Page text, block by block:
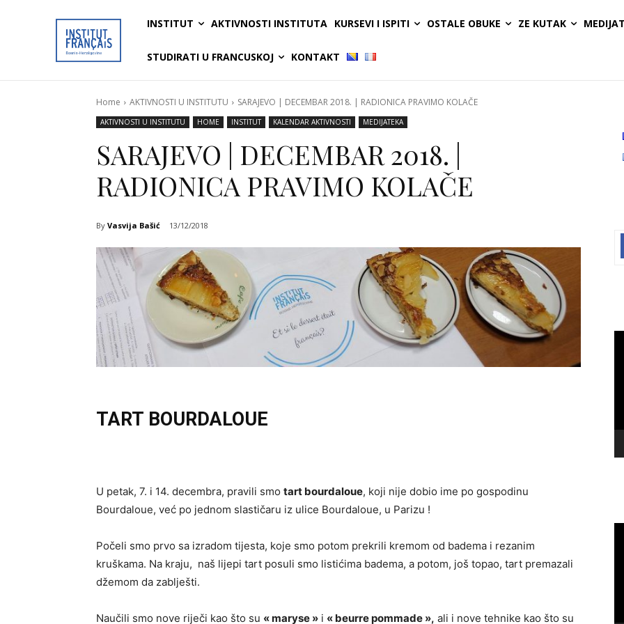
INSTITUT AKTIVNOSTI INSTITUTA KURSEVI I ISPITI OSTALE OBUKE ZE KUTAK
STUDIRATI U FRANCUSKOJ KONTAKT
Home AKTIVNOSTI U INSTITUTU SARAJEVO | DECEMBAR 2018. | RADIONICA PRAVIMO KOLAČE
AKTIVNOSTI U INSTITUTU HOME INSTITUT KALENDAR AKTIVNOSTI MEDIJATEKA
SARAJEVO | DECEMBAR 2018. |
RADIONICA PRAVIMO KOLAČE
By Vasvija Bašić 13/12/2018
TART BOURDALOUE
U petak, 7. i 14. decembra, pravili smo tart bourdaloue, koji nije dobio ime po gospodinu
Bourdaloue, već po jednom slastičaru iz ulice Bourdaloue, u Parizu !
Počeli smo prvo sa izradom tijesta, koje smo potom prekrili kremom od badema i rezanim
kruškama. Na kraju, naš lijepi tart posuli smo listićima badema, a potom, još topao, tart premazali
džemom da zablješti.
Naučili smo nove riječi kao što su « maryse » i « beurre pommade », ali i nove tehnike kao što su